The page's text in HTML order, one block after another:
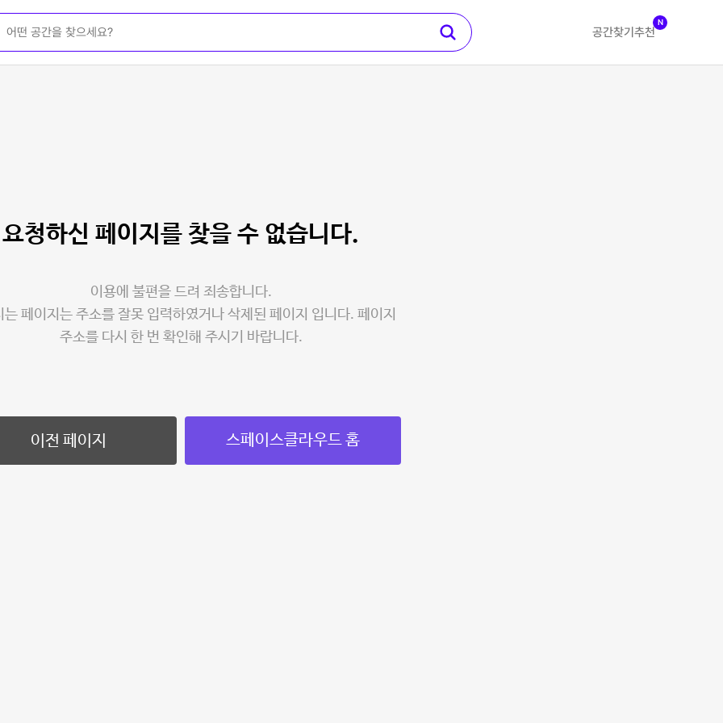
공간찾기 추천
N
요청하신 페이지를 찾을 수 없습니다.
이용에 불편을 드려 죄송합니다.
는 페이지는 주소를 잘못 입력하였거나 삭제된 페이지 입니다. 페이지
주소를 다시 한 번 확인해 주시기 바랍니다.
이전 페이지 스페이스클라우드 홈